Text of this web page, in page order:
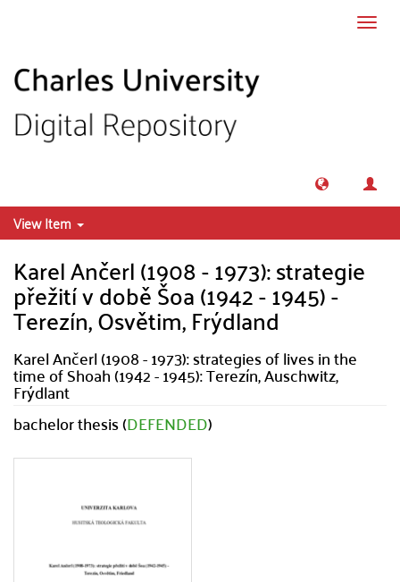
View Item
Karel Ančerl (1908 - 1973): strategie
přežití v době Šoa (1942 - 1945) -
Terezín, Osvětim, Frýdland
Karel Ančerl (1908 - 1973): strategies of lives in the
time of Shoah (1942 - 1945): Terezín, Auschwitz,
Frýdlant
bachelor thesis (DEFENDED)